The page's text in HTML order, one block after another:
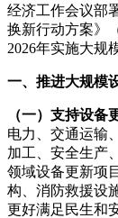
经济工作会议部
换新行动方案》
2026年实施大规
一、推进大规模
（一）支持设备
电力、交通运输
加工、安全生产
领域设备更新项
构、消防救援设
更好满足民生和